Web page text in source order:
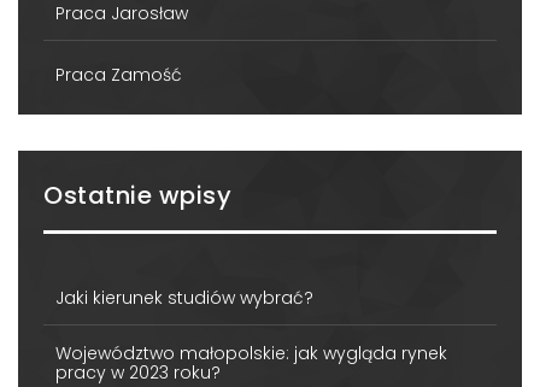
Praca Jarosław
Praca Zamość
Ostatnie wpisy
Jaki kierunek studiów wybrać?
Województwo małopolskie: jak wygląda rynek
pracy w 2023 roku?